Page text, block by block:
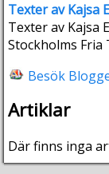
Texter av Kajsa
Texter av Kajsa
Stockholms Fria
Besök
Artiklar
Där finns inga